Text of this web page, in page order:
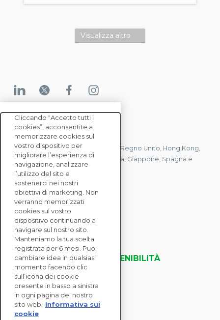
Visualizza altro
CONTATTACI
Abbiamo uffici in Francia, Stati Uniti, Regno Unito, Hong Kong,
Mauritius, Polonia, Canada, Germania, Giappone, Spagna e
Singapore.
CONTATTACI
SOLUZIONI
ENTERPRISE
VALUTAZIONI DELLA SOSTENIBILITÀ
RISORSE
INFORMAZIONI
Cliccando “Accetto tutti i
cookies”, acconsentite a
memorizzare cookies sul
vostro dispositivo per
migliorare l’esperienza di
navigazione, analizzare
l’utilizzo del sito e
sostenerci nei nostri
obiettivi di marketing. Non
verranno memorizzati
cookies sul vostro
dispositivo continuando a
navigare sul nostro sito.
Manteniamo la tua scelta
registrata per 6 mesi. Puoi
cambiare idea in qualsiasi
momento facendo clic
sull’icona dei cookie
presente in basso a sinistra
in ogni pagina del nostro
sito web.
Informativa sui
cookie